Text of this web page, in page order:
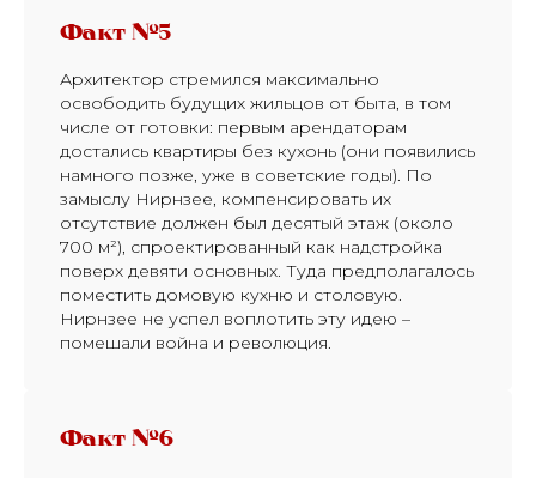
Факт №5
Архитектор стремился максимально
освободить будущих жильцов от быта, в том
числе от готовки: первым арендаторам
достались квартиры без кухонь (они появились
намного позже, уже в советские годы). По
замыслу Нирнзее, компенсировать их
отсутствие должен был десятый этаж (около
700 м²), спроектированный как надстройка
поверх девяти основных. Туда предполагалось
поместить домовую кухню и столовую.
Нирнзее не успел воплотить эту идею –
помешали война и революция.
Факт №6